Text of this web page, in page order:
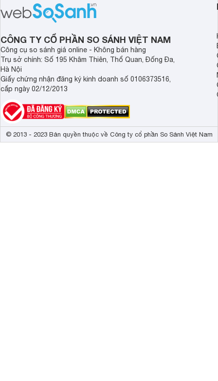
CÔNG TY CỔ PHẦN SO SÁNH VIỆT NAM
Công cụ so sánh giá online - Không bán hàng
Trụ sở chính: Số 195 Khâm Thiên, Thổ Quan, Đống Đa,
Hà Nội
Giấy chứng nhận đăng ký kinh doanh số 0106373516,
cấp ngày 02/12/2013
© 2013 - 2023 Bản quyền thuộc về Công ty cổ phần So Sánh Việt Nam